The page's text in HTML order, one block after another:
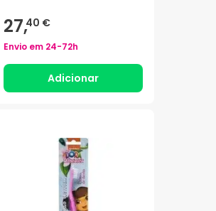
27,40 €
Envio em 24-72h
Adicionar